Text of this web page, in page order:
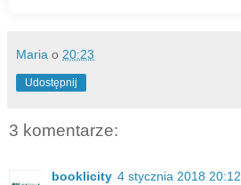
Maria o 20:23
Udostępnij
3 komentarze:
booklicity 4 stycznia 2018 20:12